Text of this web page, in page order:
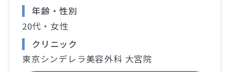
年齢・性別
20代・女性
クリニック
東京シンデレラ美容外科 大宮院